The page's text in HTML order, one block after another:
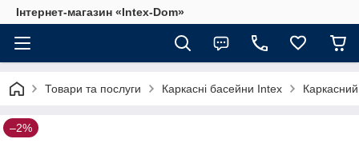
Інтернет-магазин «Intex-Dom»
Товари та послуги Каркасні басейни Intex
–2%